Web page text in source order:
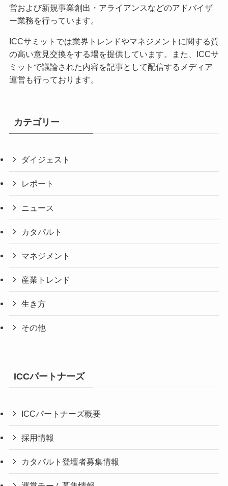
営および新規事業創出・アライアンスなどのアドバイザ
ー業務を行っています。
ICCサミットでは業界トレンドやマネジメントに関する質
の高い意見交換をする場を提供しています。また、ICCサ
ミットで議論された内容を記事として配信するメディア
運営も行っております。
カテゴリー
ダイジェスト
レポート
ニュース
カタパルト
マネジメント
産業トレンド
生き方
その他
ICCパートナーズ
ICCパートナーズ概要
採用情報
カタパルト登壇者募集情報